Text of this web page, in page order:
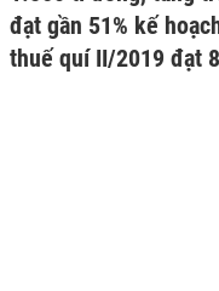
đạt gần 51% kế
thuế quí II/2019 đạt